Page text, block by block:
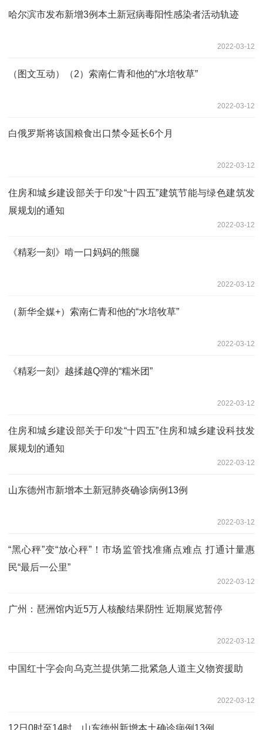
哈尔滨市发布新增3例本土新冠病毒阳性感染者活动轨迹
2022-03-12
（图文互动）（2）索南仁青和他的“水培牧草”
2022-03-12
白俄罗斯将该国粮食出口禁令延长6个月
2022-03-12
住房和城乡建设部关于印发“十四五”建筑节能与绿色建筑发
展规划的通知
2022-03-12
《精彩一刻》啃一口妈妈的熊腿
2022-03-12
（新华全媒+）索南仁青和他的“水培牧草”
2022-03-12
《精彩一刻》越揉越Q弹的“糯米团”
2022-03-12
住房和城乡建设部关于印发“十四五”住房和城乡建设科技发
展规划的通知
2022-03-12
山东德州市新增本土新冠肺炎确诊病例13例
2022-03-12
“黑心秤”变“放心秤”！市场监管找准痛点难点 打通计量惠
民“最后一公里”
2022-03-12
广州：琶洲馆内近5万人核酸结果阴性 近期展览暂停
2022-03-12
中国红十字会向乌克兰提供第二批紧急人道主义物资援助
2022-03-12
12日0时至14时，山东德州新增本土确诊病例13例